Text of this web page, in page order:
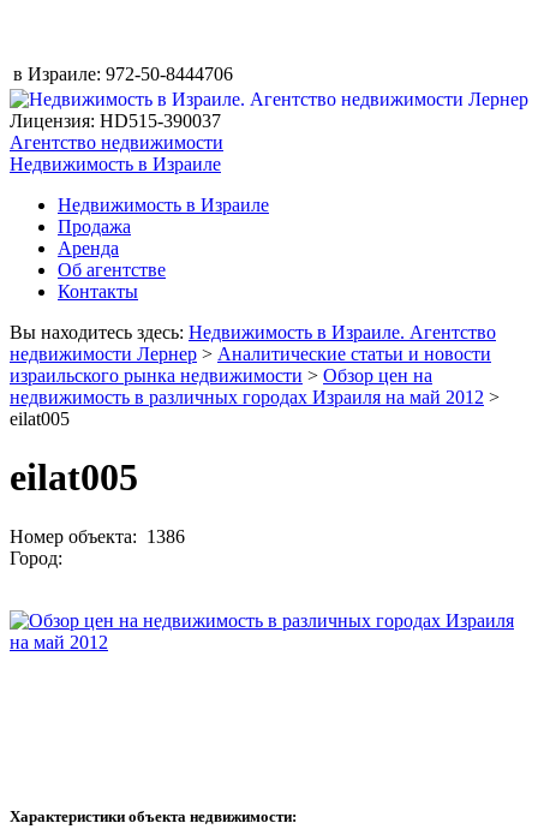
в Израиле: 972-50-8444706
Лицензия: HD515-390037
Агентство недвижимости
Недвижимость в Израиле
Недвижимость в Израиле
Продажа
Аренда
Об агентстве
Контакты
Вы находитесь здесь: Недвижимость в Израиле. Агентство
недвижимости Лернер > Аналитические статьи и новости
израильского рынка недвижимости > Обзор цен на
недвижимость в различных городах Израиля на май 2012 >
eilat005
eilat005
Номер объекта: 1386
Город:
Характеристики объекта недвижимости: